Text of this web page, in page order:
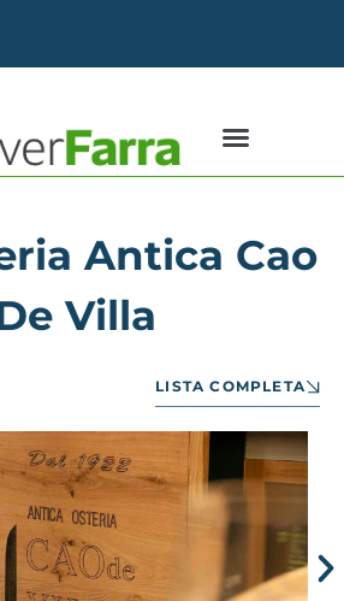
Antica Cao
Villa
LISTA COMPLETA